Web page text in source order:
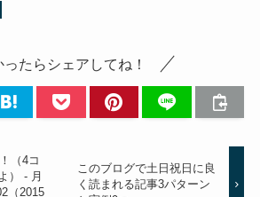
ったらシェアしてね！
（4コ
） - 月
（2015
このブログで土日祝日に良
く読まれる記事3パターン